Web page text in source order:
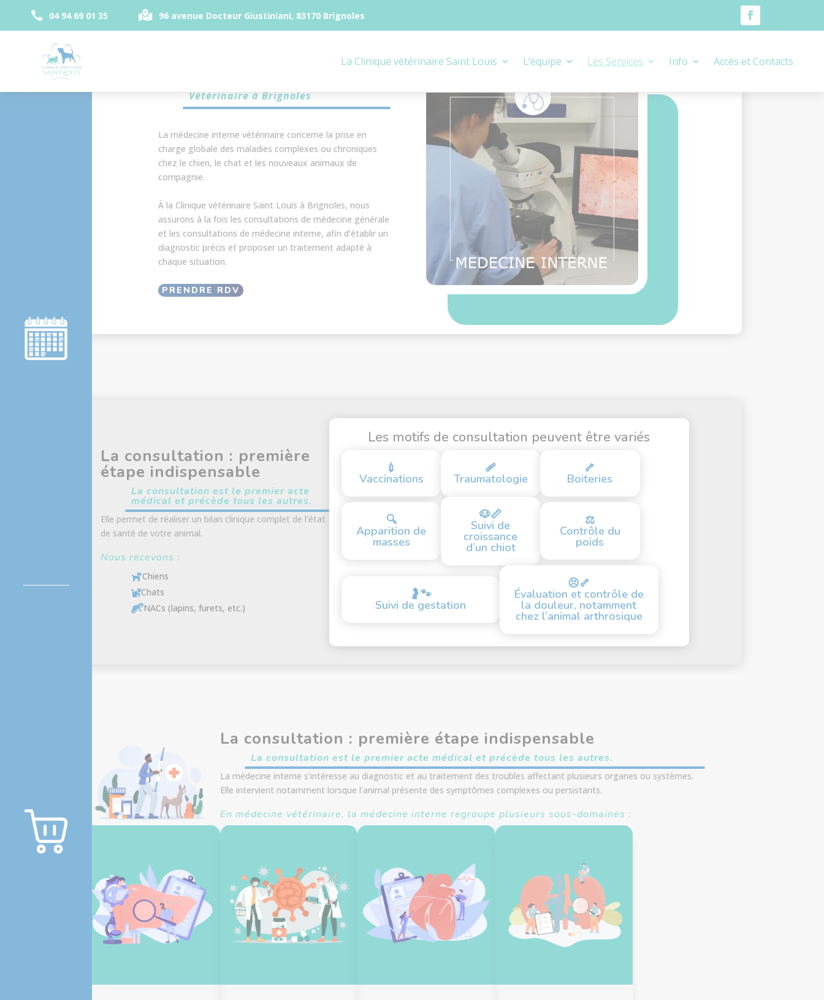
Panneau de gestion des cookies
 04 94 69 01 35  96 avenue Docteur Giustiniani, 83170 Brignoles
La Clinique vétérinaire Saint Louis L’équipe Les Services Info Accès et Contacts
Prise de RDV
Boutique en
ligne
Vétérinaire à Brignoles
La médecine interne vétérinaire concerne la prise en
charge globale des maladies complexes ou chroniques
chez le chien, le chat et les nouveaux animaux de
compagnie.
À la Clinique vétérinaire Saint Louis à Brignoles, nous
assurons à la fois les consultations de médecine générale
et les consultations de médecine interne, afin d’établir un
diagnostic précis et proposer un traitement adapté à
chaque situation.
PRENDRE RDV
La consultation : première
étape indispensable
La consultation est le premier acte
médical et précède tous les autres.
Elle permet de réaliser un bilan clinique complet de l’état
de santé de votre animal.
Nous recevons :
Chiens
Chats
NACs (lapins, furets, etc.)
Les motifs de consultation peuvent être variés
💉
Vaccinations
🩹
Traumatologie
🦴
Boiteries
🔍
Apparition de
masses
🐶📏
Suivi de
croissance
d’un chiot
⚖️
Contrôle du
poids
🤰🐾
Suivi de gestation
😣🦴
Évaluation et contrôle de
la douleur, notamment
chez l’animal arthrosique
La consultation : première étape indispensable
La consultation est le premier acte médical et précède tous les autres.
La médecine interne s’intéresse au diagnostic et au traitement des troubles affectant plusieurs organes ou systèmes.
Elle intervient notamment lorsque l’animal présente des symptômes complexes ou persistants.
En médecine vétérinaire, la médecine interne regroupe plusieurs sous-domaines :